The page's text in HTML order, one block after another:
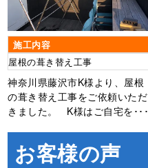
施工内容
屋根の葺き替え工事
神奈川県藤沢市K様より、屋根
の葺き替え工事をご依頼いただ
きました。 K様はご自宅を･･･
お客様の声